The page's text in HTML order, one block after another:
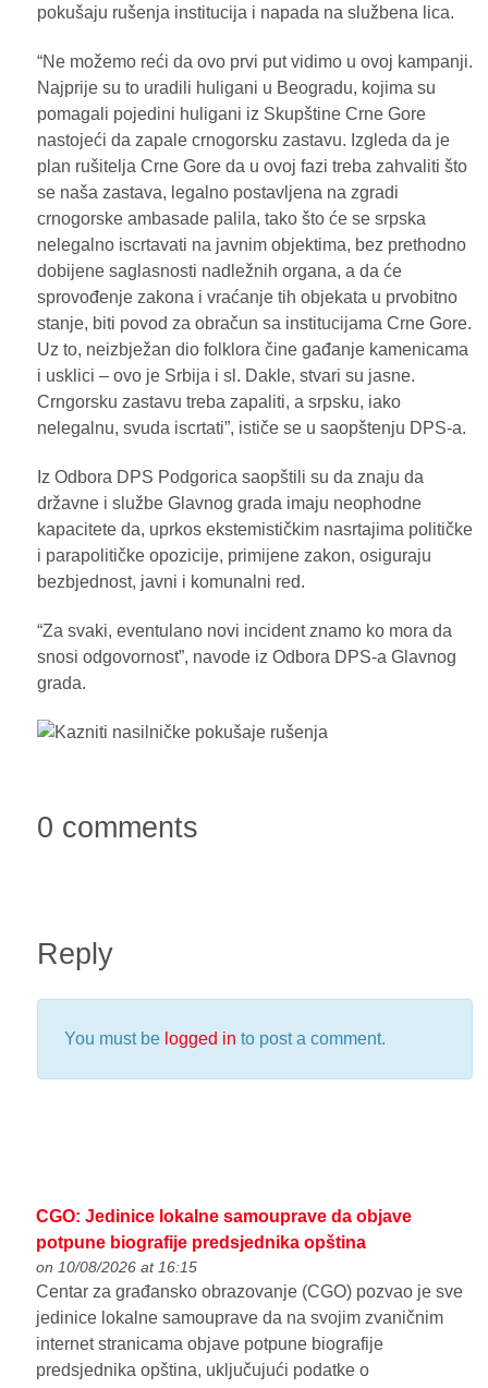
pokušaju rušenja institucija i napada na službena lica.
“Ne možemo reći da ovo prvi put vidimo u ovoj kampanji.
Najprije su to uradili huligani u Beogradu, kojima su
pomagali pojedini huligani iz Skupštine Crne Gore
nastojeći da zapale crnogorsku zastavu. Izgleda da je
plan rušitelja Crne Gore da u ovoj fazi treba zahvaliti što
se naša zastava, legalno postavljena na zgradi
crnogorske ambasade palila, tako što će se srpska
nelegalno iscrtavati na javnim objektima, bez prethodno
dobijene saglasnosti nadležnih organa, a da će
sprovođenje zakona i vraćanje tih objekata u prvobitno
stanje, biti povod za obračun sa institucijama Crne Gore.
Uz to, neizbježan dio folklora čine gađanje kamenicama
i usklici – ovo je Srbija i sl. Dakle, stvari su jasne.
Crngorsku zastavu treba zapaliti, a srpsku, iako
nelegalnu, svuda iscrtati”, ističe se u saopštenju DPS-a.
Iz Odbora DPS Podgorica saopštili su da znaju da
državne i službe Glavnog grada imaju neophodne
kapacitete da, uprkos ekstemističkim nasrtajima političke
i parapolitičke opozicije, primijene zakon, osiguraju
bezbjednost, javni i komunalni red.
“Za svaki, eventulano novi incident znamo ko mora da
snosi odgovornost”, navode iz Odbora DPS-a Glavnog
grada.
0 comments
Reply
You must be logged in to post a comment.
CGO: Jedinice lokalne samouprave da objave
potpune biografije predsjednika opština
on 10/08/2026 at 16:15
Centar za građansko obrazovanje (CGO) pozvao je sve
jedinice lokalne samouprave da na svojim zvaničnim
internet stranicama objave potpune biografije
predsjednika opština, uključujući podatke o